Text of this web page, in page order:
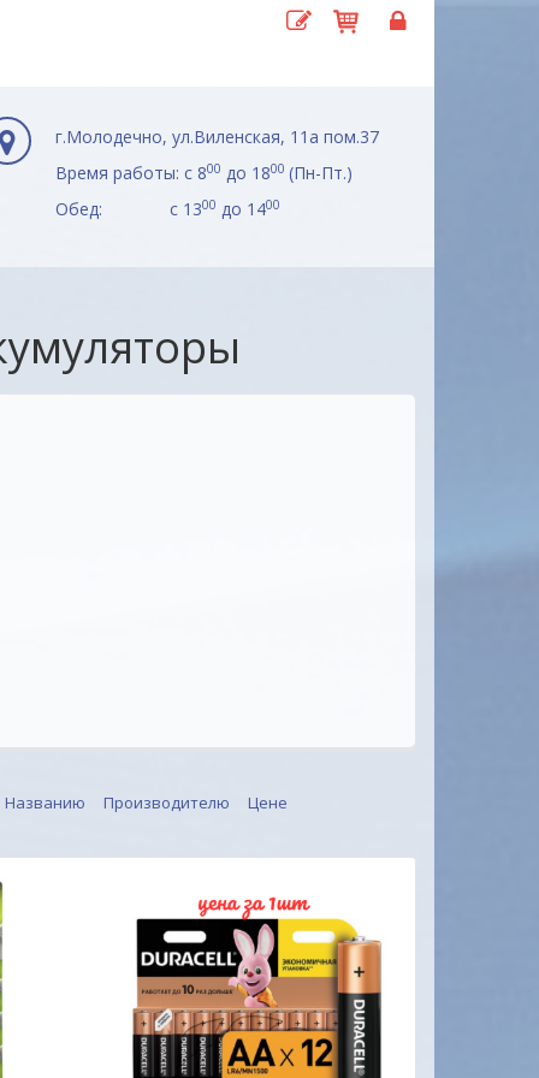
г.Молодечно, ул.Виленская, 11а пом.37
Время работы: с 800 до 1800 (Пн-Пт.)
Обед: с 1300 до 1400
Названию Производителю Цене